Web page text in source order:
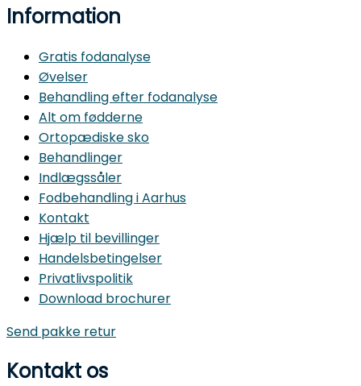
Information
Gratis fodanalyse
Øvelser
Behandling efter fodanalyse
Alt om fødderne
Ortopædiske sko
Behandlinger
Indlægssåler
Fodbehandling i Aarhus
Kontakt
Hjælp til bevillinger
Handelsbetingelser
Privatlivspolitik
Download brochurer
Send pakke retur
Kontakt os